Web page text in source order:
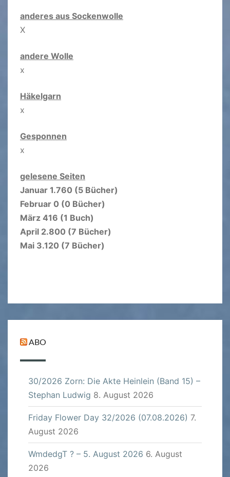
anderes aus Sockenwolle
X
andere Wolle
x
Häkelgarn
x
Gesponnen
x
gelesene Seiten
Januar 1.760 (5 Bücher)
Februar 0 (0 Bücher)
März 416 (1 Buch)
April 2.800 (7 Bücher)
Mai 3.120 (7 Bücher)
ABO
30/2026 Zorn: Die Akte Heinlein (Band 15) –
Stephan Ludwig 8. August 2026
Friday Flower Day 32/2026 (07.08.2026) 7.
August 2026
WmdedgT ? – 5. August 2026 6. August
2026